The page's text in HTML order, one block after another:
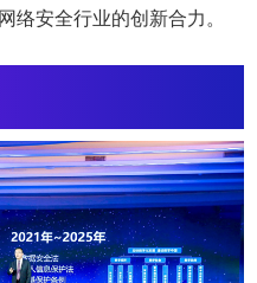
络安全行业的创新合力。